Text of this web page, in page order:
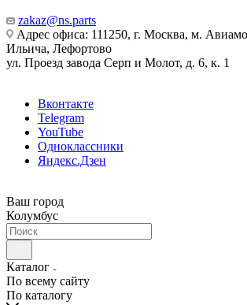
zakaz@ns.parts
Адрес офиса: 111250, г. Москва, м.
Ильича, Лефортово
ул. Проезд завода Серп и Молот, д. 6, к. 1
Вконтакте
Telegram
YouTube
Одноклассники
Яндекс.Дзен
Ваш город
Колумбус
Каталог
По всему сайту
По каталогу